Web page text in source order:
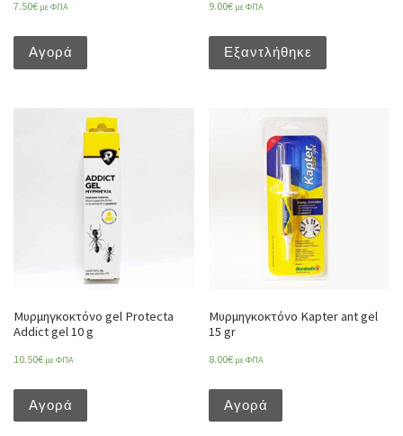
7.50€ με ΦΠΑ
Αγορά
9.00€ με ΦΠΑ
Εξαντλήθηκε
Μυρμηγκοκτόνο gel Protecta
Addict gel 10 g
10.50€ με ΦΠΑ
Αγορά
Μυρμηγκοκτόνο Kapter ant gel
15 gr
8.00€ με ΦΠΑ
Αγορά